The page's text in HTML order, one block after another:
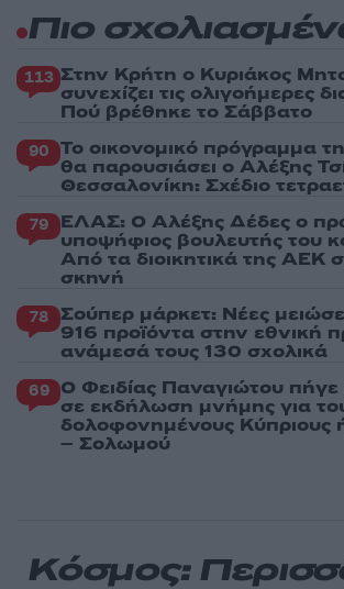
Πιο
113 Στην Κρήτη ο Κυριάκος
συνεχίζει τις ολιγοήμερες
Πού βρέθηκε το Σάββατο
90 Το οικονομικό πρόγραμμα
θα παρουσιάσει ο Αλέξης
Θεσσαλονίκη: Σχέδιο
79 ΕΛΑΣ: Ο Αλέξης Δέδες ο
υποψήφιος βουλευτής του
Από τα διοικητικά της ΑΕΚ
σκηνή
78 Σούπερ μάρκετ: Νέες
916 προϊόντα στην εθνική
ανάμεσά τους 130 σχολικά
69 Ο Φειδίας Παναγιώτου πήγε
σε εκδήλωση μνήμης για
δολοφονημένους Κύπριους
– Σολωμού
Κόσμος: